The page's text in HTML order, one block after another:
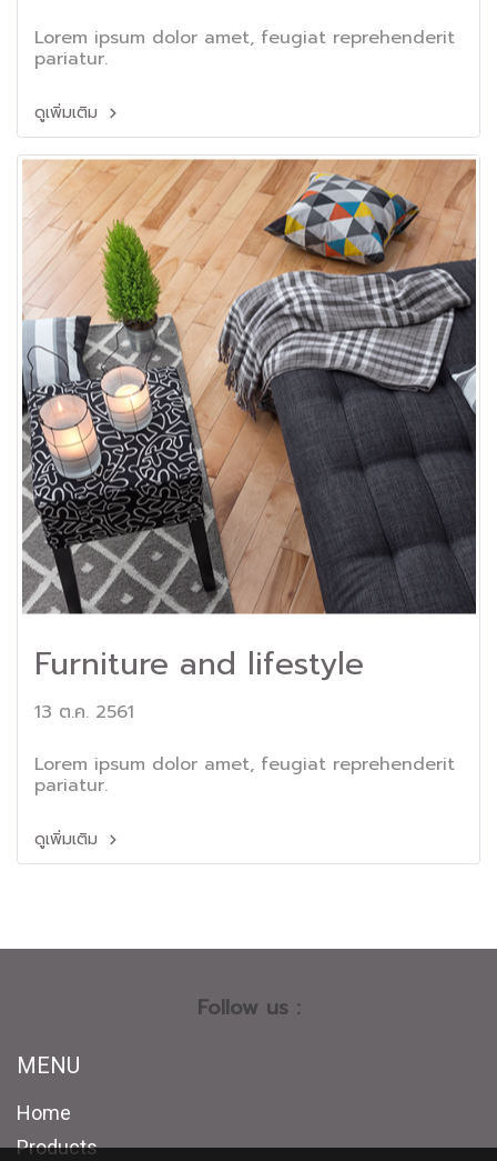
Lorem ipsum dolor amet, feugiat reprehenderit
pariatur.
ดูเพิ่มเติม
Furniture and lifestyle
13 ต.ค. 2561
Lorem ipsum dolor amet, feugiat reprehenderit
pariatur.
ดูเพิ่มเติม
Follow us :
MENU
Home
Products